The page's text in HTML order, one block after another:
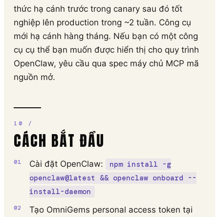
thức hạ cánh trước trong canary sau đó tốt
nghiệp lên production trong ~2 tuần. Công cụ
mới hạ cánh hàng tháng. Nếu bạn có một công
cụ cụ thể bạn muốn được hiển thị cho quy trình
OpenClaw, yêu cầu qua spec máy chủ MCP mã
nguồn mở.
CÁCH BẮT ĐẦU
Cài đặt OpenClaw:
npm install -g
openclaw@latest && openclaw onboard --
install-daemon
Tạo OmniGems personal access token tại